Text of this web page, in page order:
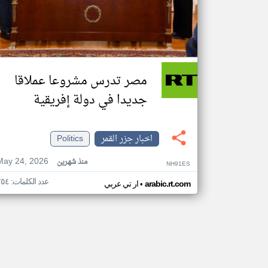
مصر تدرس مشروعا عملاقا
جديدا في دولة إفريقية
اخبار جزر القمر
Politics
24, 2026
منذ شهرين NH91ES
ار تي عربي• arabic.rt.com عدد الكلمات: ٢٥٤